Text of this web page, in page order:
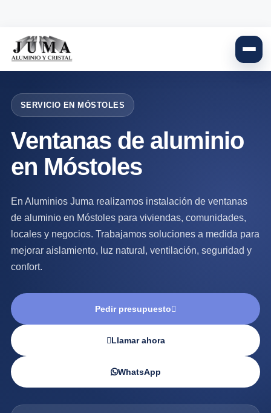
SERVICIO EN MÓSTOLES
Ventanas de aluminio
en Móstoles
En Aluminios Juma realizamos instalación de ventanas
de aluminio en Móstoles para viviendas, comunidades,
locales y negocios. Trabajamos soluciones a medida para
mejorar aislamiento, luz natural, ventilación, seguridad y
confort.
Pedir presupuesto
Llamar ahora
WhatsApp